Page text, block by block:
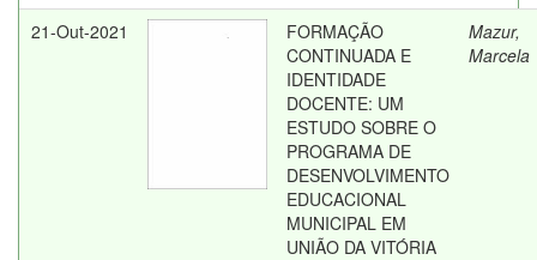
21-Out-2021
FORMAÇÃO
CONTINUADA E
IDENTIDADE
DOCENTE: UM
ESTUDO SOBRE O
PROGRAMA DE
DESENVOLVIMENTO
EDUCACIONAL
MUNICIPAL EM
UNIÃO DA VITÓRIA
Mazur,
Marcela